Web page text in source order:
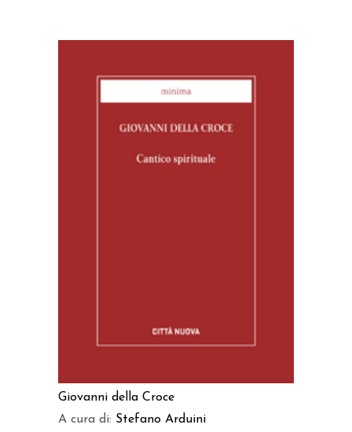
Giovanni della Croce
A cura di: Stefano Arduini